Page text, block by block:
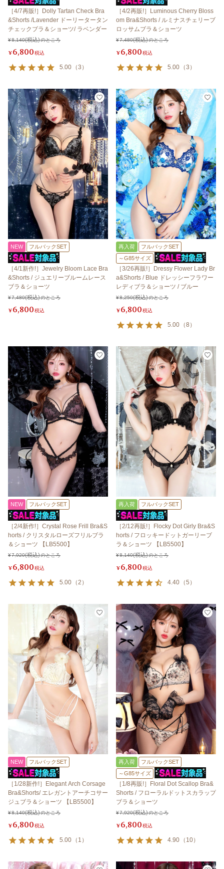
［4/7再販!］Dolly Tartan Check Bra
&Shorts /Lavender ドーリータータン
チェックブラ＆ショーツ/ ラベンダー
¥8,140 のところ
¥6,800税込
5.00 （3 ）
［4/2再販!］Luminous Cherry Bloss
om Bra&Shorts / ルミナスチェリーブ
ロッサムブラ＆ショーツ
¥7,480 のところ
¥6,800税込
5.00 （3 ）
NEW フルバックSET
［4/1新作!］Jewelry Bloom Lace Bra
&Shorts / ジュエリーブルームレース
ブラ＆ショーツ
¥7,480 のところ
¥6,800税込
再入荷
フルバックSET
～G85サイズ
［3/26再販!］Dressy Flower Lady Br
a&Shorts / Blue ドレッシーフラワー
レディブラ＆ショーツ / ブルー
¥8,250 のところ
¥6,800税込
5.00 （8 ）
NEW フルバックSET
［2/4新作!］Crystal Rose Frill Bra&S
horts / クリスタルローズフリルブラ
＆ショーツ 【LB5500】
¥7,920 のところ
¥6,800税込
5.00 （2 ）
再入荷 フルバックSET
［2/12再販!］Flocky Dot Girly Bra&S
horts / フロッキードットガーリーブ
ラ＆ショーツ 【LB5500】
¥8,140 のところ
¥6,800税込
4.40 （5 ）
NEW フルバックSET
［1/28新作!］Elegant Arch Corsage
Bra&Shorts/ エレガントアーチコサー
ジュブラ＆ショーツ 【LB5500】
¥8,140 のところ
¥6,800税込
5.00 （ 1 ）
再入荷
フルバックSET
～G85サイズ
［1/8再販!］Floral Dot Scallop Bra&
Shorts / フローラルドットスカラップ
ブラ＆ショーツ
¥7,920 のところ
¥6,800税込
4.90 （ 10）